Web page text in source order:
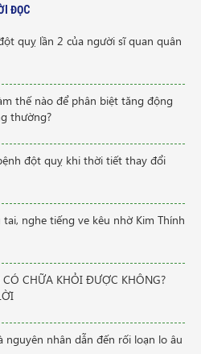
ĐỌC
quỵ lần 2 của người sĩ quan quân
thế nào để phân biệt tăng động
thường?
đột quỵ khi thời tiết thay đổi
nghe tiếng ve kêu nhờ Kim Thính
CÓ CHỮA KHỎI ĐƯỢC KHÔNG?
nguyên nhân dẫn đến rối loạn lo âu